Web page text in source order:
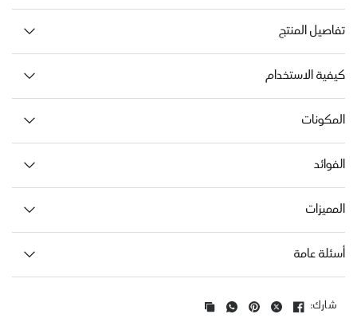
تفاصيل المنتج
كيفية الاستخدام
المكونات
الفوائد
المميزات
أسئلة عامة
شارك: